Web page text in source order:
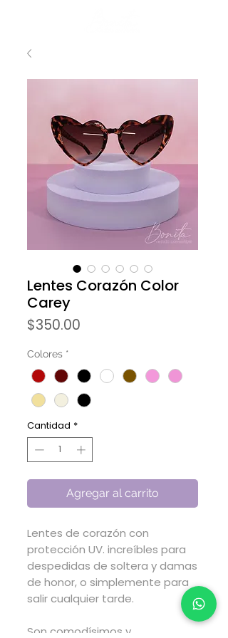
Lentes Corazón Color
Carey
$350.00
Colores *
Cantidad *
Agregar al carrito
Lentes de corazón con
protección UV. increíbles para
despedidas de soltera y damas
de honor, o simplemente para
salir cualquier tarde.
Son comodísimos y